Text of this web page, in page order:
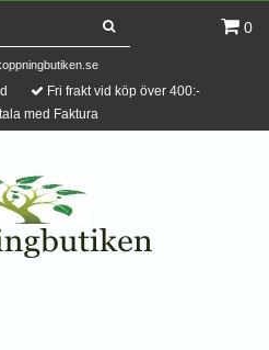
0
Fri frakt vid köp över 400:-
med Faktura